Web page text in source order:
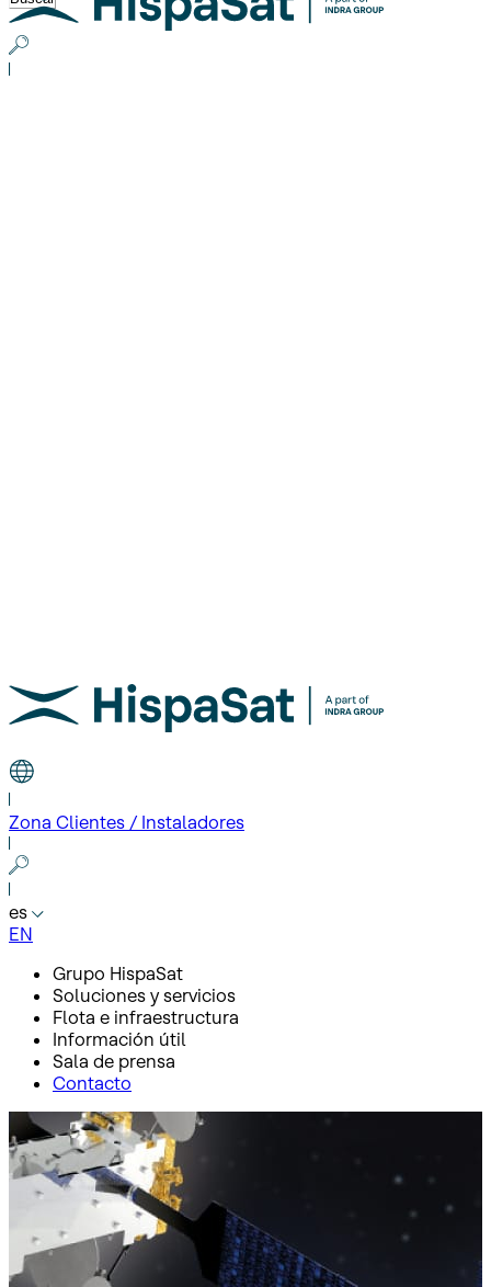
Zona Clientes / Instaladores
es
EN
Grupo HispaSat
Soluciones y servicios
Flota e infraestructura
Información útil
Sala de prensa
Contacto
Inicio Sala de prensa
Notas de prensa